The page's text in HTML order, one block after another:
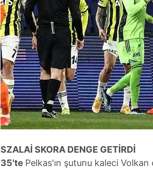
SZALAİ SKORA DENGE GETİRDİ
35'te Pelkas'ın şutunu kaleci Volkan